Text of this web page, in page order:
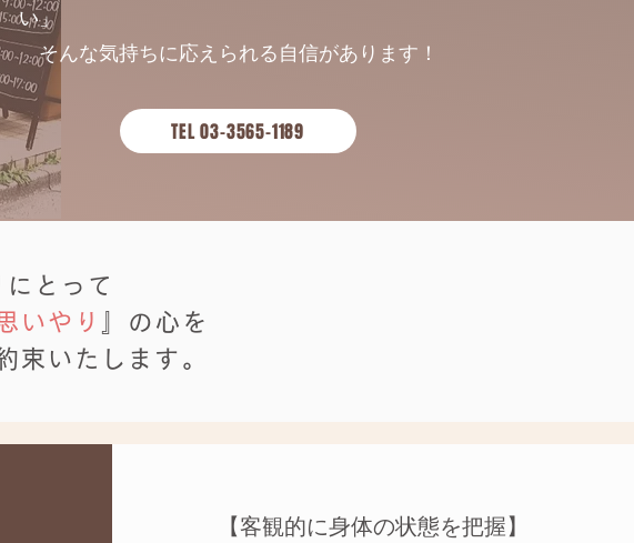
い」
そんな気持ちに応えられる自信があります！
TEL 03-3565-1189
とって
いやり
』の心を
束いたします。
【客観的に身体の状態を把握】